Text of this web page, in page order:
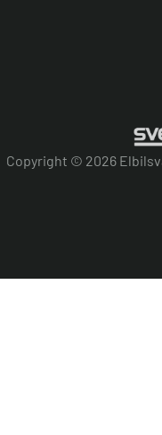
Copyright © 2026